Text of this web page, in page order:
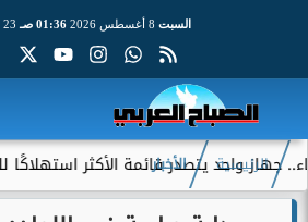
السبت 01:36 صـ 23 صفر 1448
واحد يتصدر قائمة الأكثر استهلاكًا للطاقة
الرئيسية الأخبار